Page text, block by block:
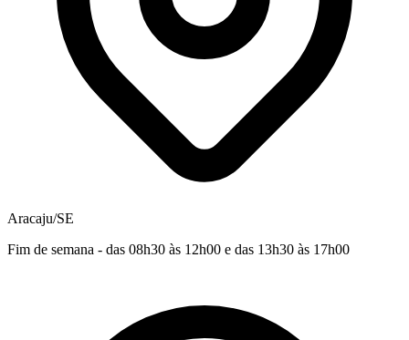
Aracaju/SE
Fim de semana - das 08h30 às 12h00 e das 13h30 às 17h00